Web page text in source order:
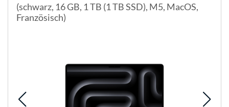
(schwarz, 16 GB, 1 TB (1 TB SSD), M5, MacOS,
Französisch)